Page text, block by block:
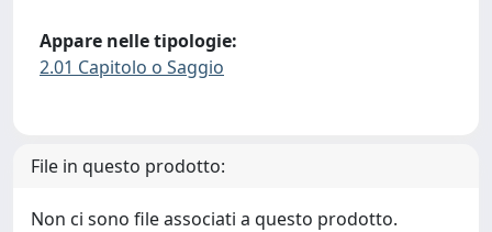
Appare nelle tipologie:
2.01 Capitolo o Saggio
File in questo prodotto:
Non ci sono file associati a questo prodotto.